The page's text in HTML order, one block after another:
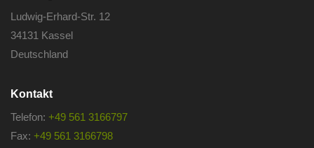
Ludwig-Erhard-Str. 12
34131 Kassel
Deutschland
Kontakt
Telefon: +49 561 3166797
Fax: +49 561 3166798